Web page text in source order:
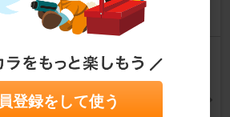
ADONN Z1000DSP
Azurさん
19
登録をして使う